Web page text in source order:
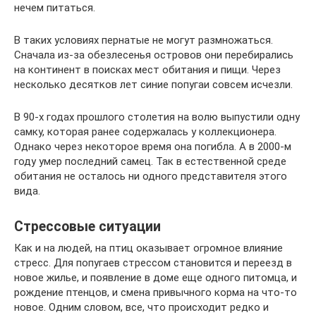
нечем питаться.
В таких условиях пернатые не могут размножаться.
Сначала из-за обезлесенья островов они перебирались
на континент в поисках мест обитания и пищи. Через
несколько десятков лет синие попугаи совсем исчезли.
В 90-х годах прошлого столетия на волю выпустили одну
самку, которая ранее содержалась у коллекционера.
Однако через некоторое время она погибла. А в 2000-м
году умер последний самец. Так в естественной среде
обитания не осталось ни одного представителя этого
вида.
Стрессовые ситуации
Как и на людей, на птиц оказывает огромное влияние
стресс. Для попугаев стрессом становится и переезд в
новое жилье, и появление в доме еще одного питомца, и
рождение птенцов, и смена привычного корма на что-то
новое. Одним словом, все, что происходит редко и